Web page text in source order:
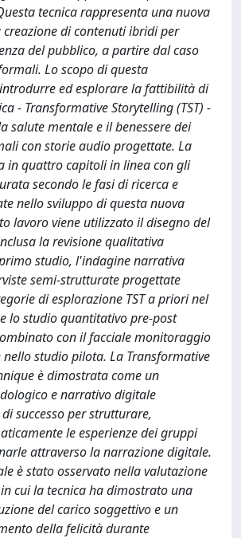
tecnica rappresenta una nuova
di contenuti ibridi per
del pubblico, a partire dal caso
Lo scopo di questa
ed esplorare la fattibilità di
- Transformative Storytelling (TST) -
salute mentale e il benessere dei
con storie audio progettate. La
in quattro capitoli in linea con gli
secondo le fasi di ricerca e
nello sviluppo di questa nuova
lavoro viene utilizzato il disegno del
la revisione qualitativa
studio, l'indagine narrativa
semi-strutturate progettate
di esplorazione TST a priori nel
lo studio quantitativo pre-post
con il facciale monitoraggio
nello studio pilota. La Transformative
è dimostrata come un
e narrativo digitale
successo per strutturare,
le esperienze dei gruppi
attraverso la narrazione digitale.
è stato osservato nella valutazione
cui la tecnica ha dimostrato una
del carico soggettivo e un
della felicità durante